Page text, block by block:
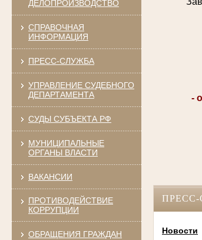
ДЕЛОПРОИЗВОДСТВО
СПРАВОЧНАЯ
ИНФОРМАЦИЯ
ПРЕСС-СЛУЖБА
УПРАВЛЕНИЕ СУДЕБНОГО
ДЕПАРТАМЕНТА
СУДЫ СУБЪЕКТА РФ
МУНИЦИПАЛЬНЫЕ
ОРГАНЫ ВЛАСТИ
ВАКАНСИИ
ПРОТИВОДЕЙСТВИЕ
КОРРУПЦИИ
ОБРАЩЕНИЯ ГРАЖДАН
-
Новости